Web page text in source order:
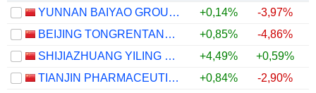
YUNNAN BAIYAO GROUP CO.,LTD
+0,14% -3,97%
BEIJING TONGRENTANG CO., LTD
+0,85% -4,86%
SHIJIAZHUANG YILING PHARMACEUTICAL CO., LTD.
+4,49% +0,59%
TIANJIN PHARMACEUTICAL DA REN TANG GROUP CORPORATION LIMITED
+0,84% -2,90%